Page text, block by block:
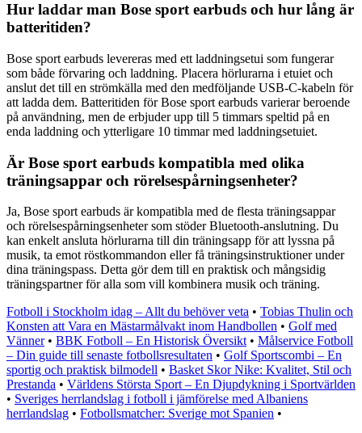
Hur laddar man Bose sport earbuds och hur lång är
batteritiden?
Bose sport earbuds levereras med ett laddningsetui som fungerar
som både förvaring och laddning. Placera hörlurarna i etuiet och
anslut det till en strömkälla med den medföljande USB-C-kabeln för
att ladda dem. Batteritiden för Bose sport earbuds varierar beroende
på användning, men de erbjuder upp till 5 timmars speltid på en
enda laddning och ytterligare 10 timmar med laddningsetuiet.
Är Bose sport earbuds kompatibla med olika
träningsappar och rörelsespårningsenheter?
Ja, Bose sport earbuds är kompatibla med de flesta träningsappar
och rörelsespårningsenheter som stöder Bluetooth-anslutning. Du
kan enkelt ansluta hörlurarna till din träningsapp för att lyssna på
musik, ta emot röstkommandon eller få träningsinstruktioner under
dina träningspass. Detta gör dem till en praktisk och mångsidig
träningspartner för alla som vill kombinera musik och träning.
Fotboll i Stockholm idag – Allt du behöver veta • Tobias Thulin och
Konsten att Vara en Mästarmålvakt inom Handbollen • Golf med
Vänner• BBK Fotboll – En Historisk Översikt • Målservice Fotboll
– Din guide till senaste fotbollsresultaten • Golf Sportscombi – En
sportig och praktisk bilmodell • Basket Skor Nike: Kvalitet, Stil och
Prestanda • Världens Största Sport – En Djupdykning i Sportvärlden
• Sveriges herrlandslag i fotboll i jämförelse med Albaniens
herrlandslag • Fotbollsmatcher: Sverige mot Spanien •